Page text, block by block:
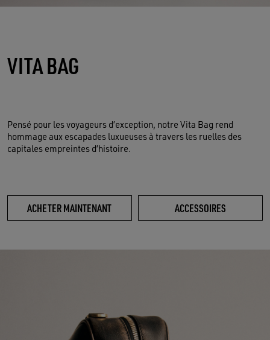
VITA BAG
Pensé pour les voyageurs d’exception, notre Vita Bag rend
hommage aux escapades luxueuses à travers les ruelles des
capitales empreintes d’histoire.
ACHETER MAINTENANT ACCESSOIRES